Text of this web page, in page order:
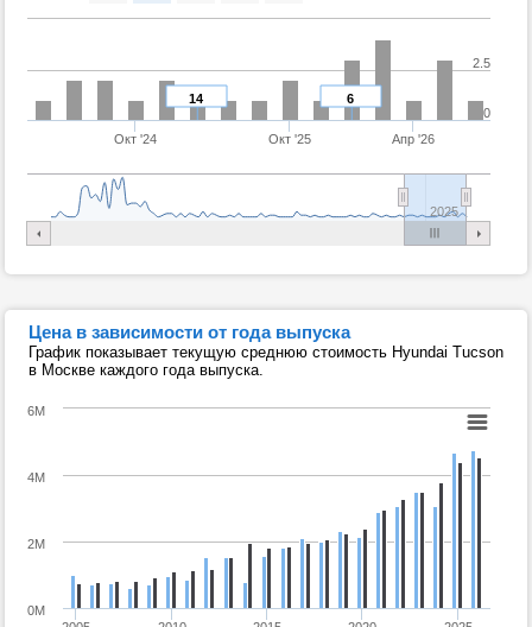
6
14
Окт '25 Апр '26
Окт '24
2025
0
2.5
Цена в зависимости от года выпуска
График показывает текущую среднюю стоимость Hyundai Tucson
в Москве каждого года выпуска.
0M
2M
4M
6M